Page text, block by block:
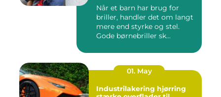
Når et barn har brug for
briller, handler det om langt
mere end styrke og stel.
Gode børnebriller sk...
01. May
Industrilakering hjørring